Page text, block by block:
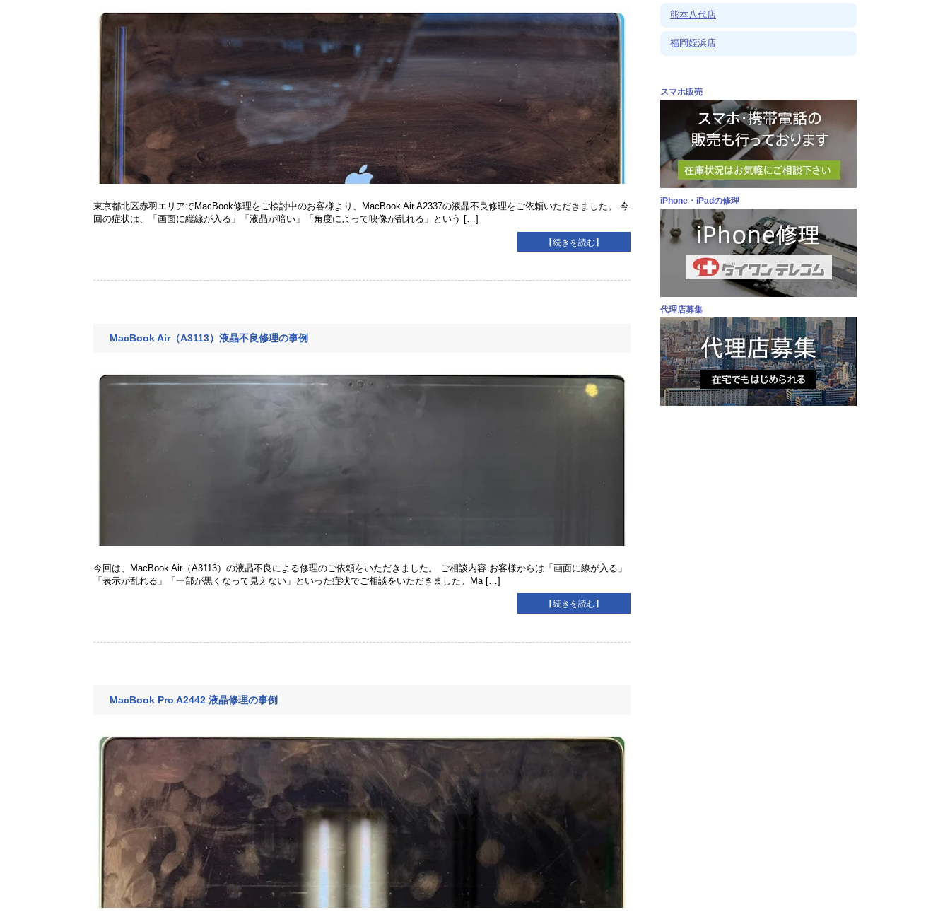
東京都北区赤羽エリアでMacBook修理をご検討中のお客様より、MacBook Air A2337の液晶不良修理をご依頼いただきました。 今
回の症状は、「画面に縦線が入る」「液晶が暗い」「角度によって映像が乱れる」という […]
【続きを読む】
MacBook Air（A3113）液晶不良修理の事例
今回は、MacBook Air（A3113）の液晶不良による修理のご依頼をいただきました。 ご相談内容 お客様からは「画面に線が入る」
「表示が乱れる」「一部が黒くなって見えない」といった症状でご相談をいただきました。Ma […]
【続きを読む】
MacBook Pro A2442 液晶修理の事例
熊本八代店
福岡姪浜店
スマホ販売
iPhone・iPadの修理
代理店募集